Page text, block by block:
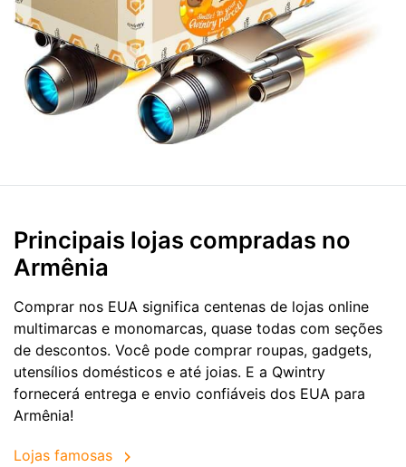
Principais lojas compradas no
Armênia
Comprar nos EUA significa centenas de lojas online
multimarcas e monomarcas, quase todas com seções
de descontos. Você pode comprar roupas, gadgets,
utensílios domésticos e até joias. E a Qwintry
fornecerá entrega e envio confiáveis dos EUA para
Armênia!
Lojas famosas